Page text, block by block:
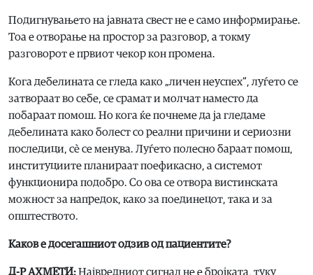
Подигнувањето на јавната свест не е само информирање.
Тоа е отворање на простор за разговор, а токму
разговорот е првиот чекор кон промена.
Кога дебелината се гледа како „личен неуспех“, луѓето се
затвораат во себе, се срамат и молчат наместо да
побараат помош. Но кога ќе почнеме да ја гледаме
дебелината како болест со реални причини и сериозни
последици, сè се менува. Луѓето полесно бараат помош,
институциите планираат поефикасно, а системот
функционира подобро. Со ова се отвора вистинската
можност за напредок, како за поединецот, така и за
општеството.
Каков е досегашниот одзив од пациентите?
Д-Р АХМЕТИ:Највредниот сигнал не е бројката, туку